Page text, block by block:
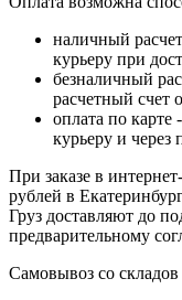
наличный
курьеру при
безналичный
расчетный счет
оплата по карте
курьеру и
При заказе в
рублей в
Груз доставляют до
предварительному
Самовывоз со